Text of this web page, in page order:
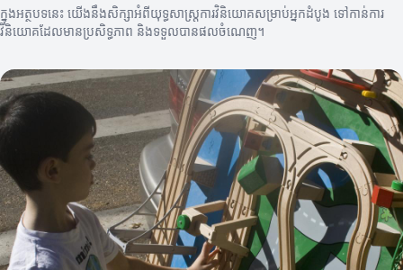
ក្នុងអត្ថបទនេះ យើងនឹងសិក្សាអំពីយុទ្ធសាស្ត្រការវិនិយោគសម្រាប់អ្នកដំបូង ទៅកាន់ការ
វិនិយោគដែលមានប្រសិទ្ធភាព និងទទួលបានផលចំណេញ។